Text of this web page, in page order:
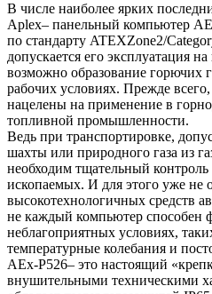
В числе наиболее ярких
Aplex– панельный компьютер
по стандарту ATEXZone2/
допускается его эксплуатация
возможно образование горючих
рабочих условиях. Прежде
нацелены на применение в
топливной промышленности.
Ведь при транспортировке,
шахты или природного газа из
необходим тщательный
ископаемых. И для этого уже не
высокотехнологичных средств
не каждый компьютер способен
неблагоприятных условиях,
температурные колебания и
AEx-P526– это настоящий
внушительными техническими